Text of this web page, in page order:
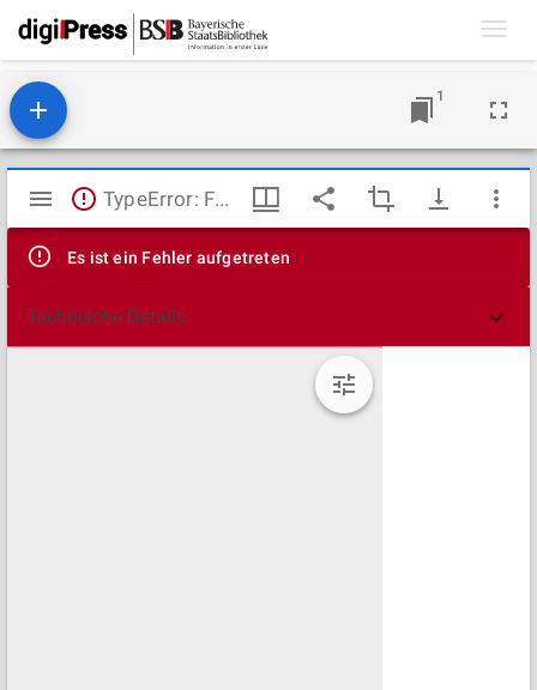
1
Mirador
Viewer
TypeError: Failed to fetch
Es ist ein Fehler aufgetreten
Technische Details